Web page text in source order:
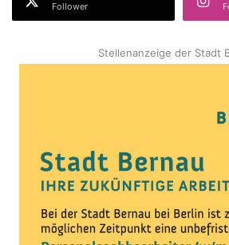
Follower
Stellenanzeige der Stadt